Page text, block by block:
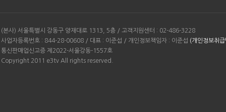
(본사) 서울특별시 강동구 양재대로 1313, 5층 / 고객지원센터 : 02-486-3228
사업자등록번호 : 844-28-00608 / 대표 : 이준섭 / 개인정보책임자 : 이준섭 (개인정보취
통신판매업신고증 제2022-서울강동-1557호
Copyright 2011 e3tv All rights reserved.